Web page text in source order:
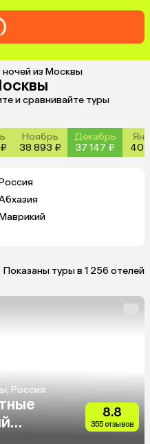
ночей из Москвы
и сравнивайте туры
Ноябрь
38 893 ₽
Декабрь
37 147 ₽
40
Показаны туры в 1 256 отелей
Россия
8.8
355 отзывов